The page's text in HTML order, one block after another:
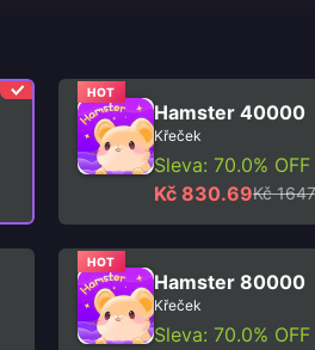
HOT
Hamster 40000
Křeček
Sleva: 70.0% OFF
Kč 830.69Kč
HOT
Hamster 80000
Křeček
Sleva: 70.0% OFF